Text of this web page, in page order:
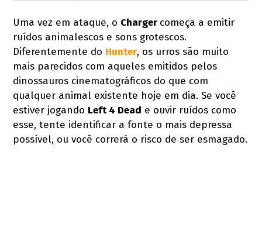
Uma vez em ataque, o Charger começa a emitir
ruídos animalescos e sons grotescos.
Diferentemente do Hunter, os urros são muito
mais parecidos com aqueles emitidos pelos
dinossauros cinematográficos do que com
qualquer animal existente hoje em dia. Se você
estiver jogando Left 4 Dead e ouvir ruídos como
esse, tente identificar a fonte o mais depressa
possível, ou você correrá o risco de ser esmagado.